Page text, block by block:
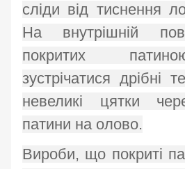
сліди від тиснення
На внутрішній
покритих
зустрічатися дрібні
невеликі цятки
патини на олово.
Вироби, що покриті